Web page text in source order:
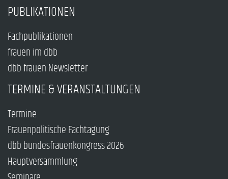
PUBLIKATIONEN
Fachpublikationen
frauen im dbb
dbb frauen Newsletter
TERMINE & VERANSTALTUNGEN
Termine
Frauenpolitische Fachtagung
dbb bundesfrauenkongress 2026
Hauptversammlung